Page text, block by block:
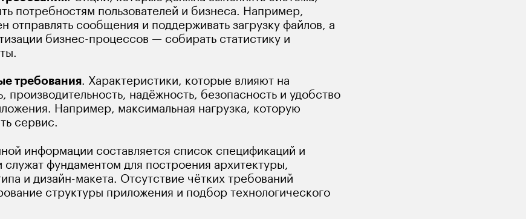
потребностям пользователей и бизнеса. Например,
отправлять сообщения и поддерживать загрузку файлов, а
бизнес-процессов — собирать статистику и
требования. Характеристики, которые влияют на
производительность, надёжность, безопасность и удобство
Например, максимальная нагрузка, которую
сервис.
информации составляется список спецификаций и
фундаментом для построения архитектуры,
и дизайн-макета. Отсутствие чётких требований
структуры приложения и подбор технологического